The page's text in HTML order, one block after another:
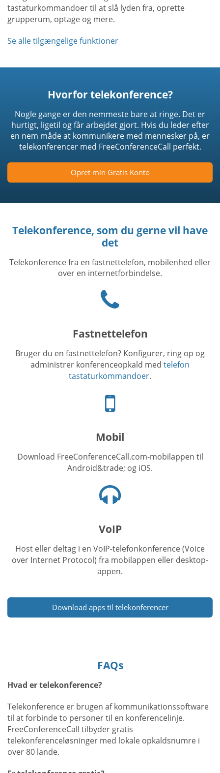
tastaturkommandoer til at slå lyden fra, oprette
grupperum, optage og mere.
Se alle tilgængelige funktioner
Hvorfor telekonference?
Nogle gange er den nemmeste bare at ringe. Det er
hurtigt, ligetil og får arbejdet gjort. Hvis du leder efter
en nem måde at kommunikere med mennesker på, er
telekonferencer med FreeConferenceCall perfekt.
Opret min Gratis Konto
Telekonference, som du gerne vil have
det
Telekonference fra en fastnettelefon, mobilenhed eller
over en internetforbindelse.
icon
Fastnettelefon
Bruger du en fastnettelefon? Konfigurer, ring op og
administrer konferenceopkald med telefon
tastaturkommandoer.
Mobiltelefon
ikon
Mobil
Download FreeConferenceCall.com-mobilappen til
Android&trade; og iOS.
ikon
VoIP
Host eller deltag i en VoIP-telefonkonference (Voice
over Internet Protocol) fra mobilappen eller desktop-
appen.
Download apps til telekonferencer
FAQs
Hvad er telekonference?
Telekonference er brugen af kommunikationssoftware
til at forbinde to personer til en konferencelinje.
FreeConferenceCall tilbyder gratis
telekonferenceløsninger med lokale opkaldsnumre i
over 80 lande.